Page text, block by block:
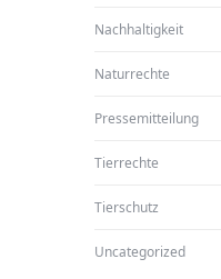
Nachhaltigkeit
Naturrechte
Pressemitteilung
Tierrechte
Tierschutz
Uncategorized